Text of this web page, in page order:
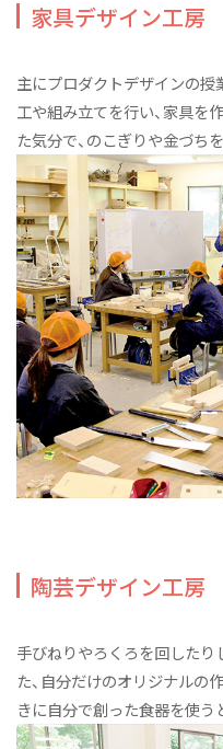
家具デザイン工房
主にプロダクトデザインの授
工や組み立てを行い、家具を
た気分で、のこぎりや金づち
陶芸デザイン工房
手びねりやろくろを回したり
た、自分だけのオリジナルの
きに自分で創った食器を使う